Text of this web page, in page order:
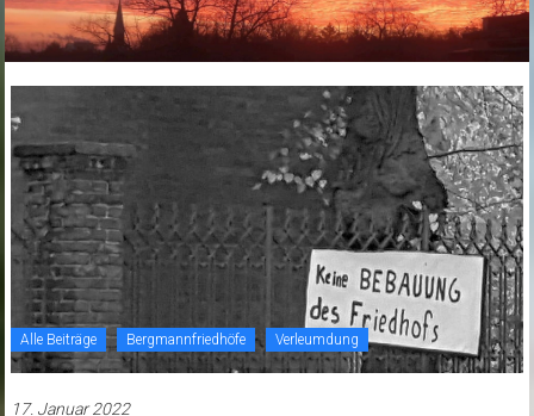
Alle Beiträge Bergmannfriedhöfe Verleumdung
17. Januar 2022